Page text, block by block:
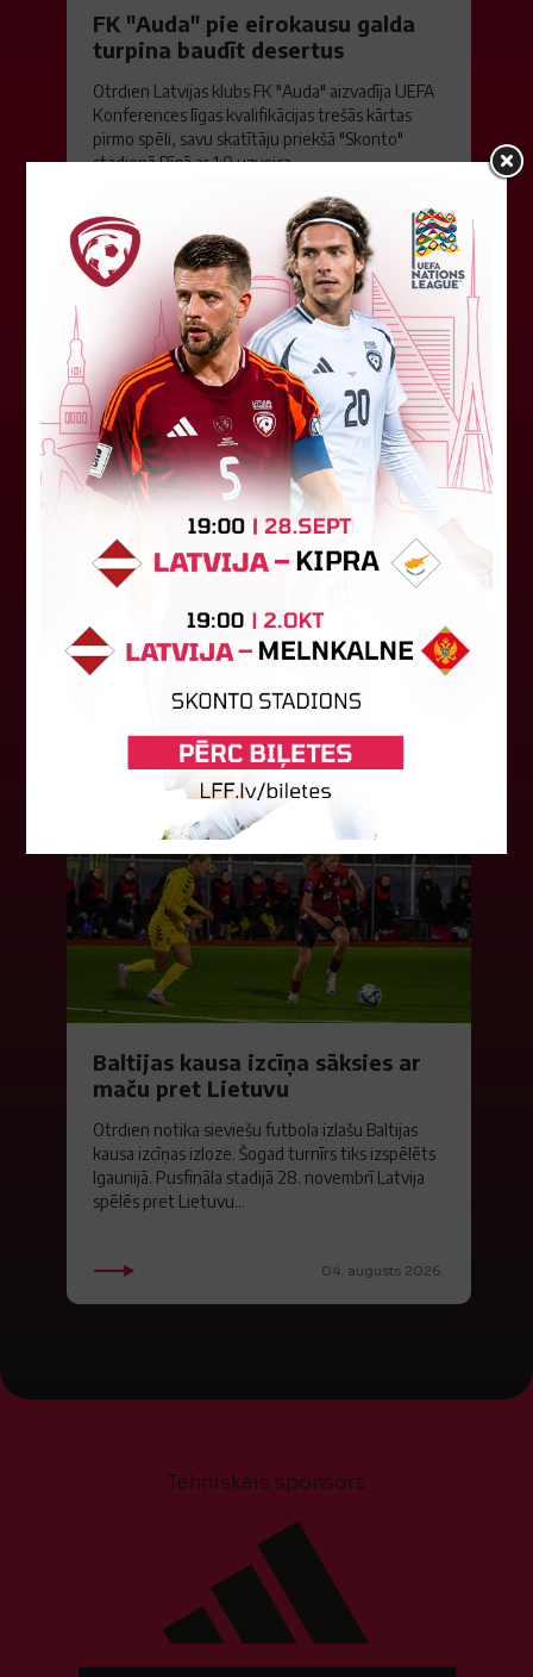
FK "Auda" pie eirokausu galda
turpina baudīt desertus
Otrdien Latvijas klubs FK "Auda" aizvadīja UEFA
Konferences līgas kvalifikācijas trešās kārtas
pirmo spēli, savu skatītāju priekšā "Skonto"
stadionā Rīgā ar 1:0 uzveica...
04. augusts 2026.
Latvijas tiesnešiem uztic darbu
UEFA Eiropas līgā
Latvijas tiesnešu brigāde apkalpos UEFA Eiropas
līgas kvalifikācijas spēli šovakar Dublinā starp
"Shamrock Rovers" un "Egnatia" komandām.
04. augusts 2026.
Baltijas kausa izcīņa sāksies ar
maču pret Lietuvu
Otrdien notika sieviešu futbola izlašu Baltijas
kausa izcīņas izloze. Šogad turnīrs tiks izspēlēts
Igaunijā. Pusfināla stadijā 28. novembrī Latvija
spēlēs pret Lietuvu...
04. augusts 2026.
Tehniskais sponsors